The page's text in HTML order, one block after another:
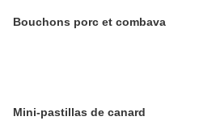
Bouchons porc et combava
Mini-pastillas de canard